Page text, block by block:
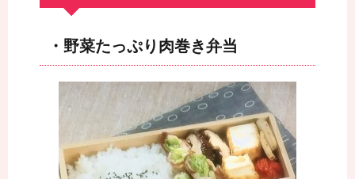
・野菜たっぷり肉巻き弁当